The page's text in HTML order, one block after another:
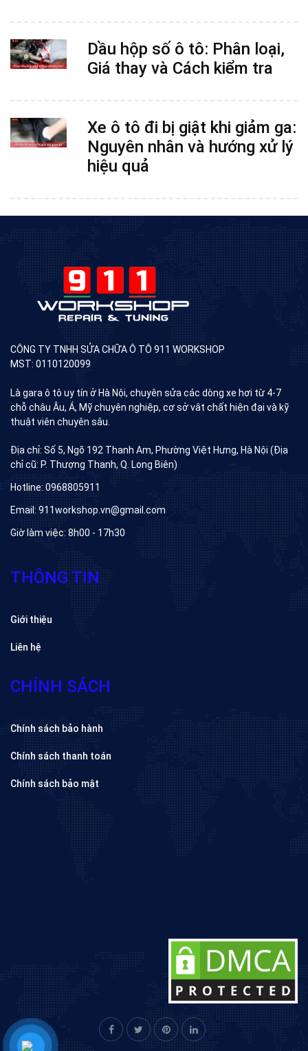
Dầu hộp số ô tô: Phân loại,
Giá thay và Cách kiểm tra
Xe ô tô đi bị giật khi giảm ga:
Nguyên nhân và hướng xử lý
hiệu quả
CÔNG TY TNHH SỬA CHỮA Ô TÔ 911 WORKSHOP
MST: 0110120099
Là gara ô tô uy tín ở Hà Nội, chuyên sửa các dòng xe hơi từ 4-7
chỗ châu Âu, Á, Mỹ chuyên nghiệp, cơ sở vât chất hiện đại và kỹ
thuật viên chuyên sâu.
Địa chỉ: Số 5, Ngõ 192 Thanh Am, Phường Việt Hưng, Hà Nội (Địa
chỉ cũ: P. Thượng Thanh, Q. Long Biên)
Hotline: 0968805911
Email: 911workshop.vn@gmail.com
Giờ làm việc: 8h00 - 17h30
THÔNG TIN
Giới thiệu
Liên hệ
CHÍNH SÁCH
Chính sách bảo hành
Chính sách thanh toán
Chính sách bảo mật